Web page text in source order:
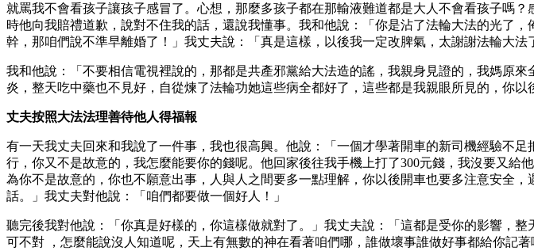
就罵我不會看孩子讓孩子感冒了。心想，那麼多孩子都在那輸液難道都是大人不會看孩子嗎
時他向我賠禮道歉，說對不住我的話，還說我懂事。我和他說：「你是沾了法輪大法的光了
幹，那咱們說不準早離婚了！」我丈夫說：「真是這樣，以後我一定改脾氣，太謝謝法輪大法
我和他說：「不要相信電視裡說的，那都是共產邪黨給大法造的謠，我親身見證的，我媽原
炎，整天吃中藥也不見好，自從煉了法輪功她這些病全都好了，這些都是我親眼所見的，你
丈夫按照大法法理善待他人得福報
有一天我丈夫回來和我說了一件事，我也很高興。他說：「一個才學著開車的新司機經驗不
行，你又不是故意的，我怎麼能要你的錢呢。他回家後往我手機上打了300元錢，我沒要又
為你不是故意的，你也不願意出事，人與人之間要多一點理解，你以後開車也要多注意安全
話。」我丈夫對他說：「咱們都要做一個好人！」
聽完後我對他說：「你真是好樣的，你這樣做就對了。」我丈夫說：「這都是受你的影響，
可不對 ，怎麼能說沒人知道呢，天上有無數的神在看著咱們哪，誰做壞事誰做好事都給你記